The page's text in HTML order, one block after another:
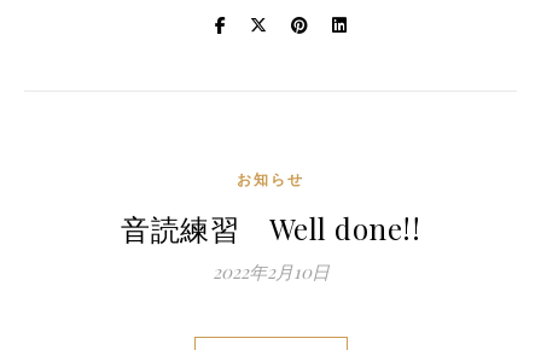
お知らせ
音読練習 Well done!!
2022年2月10日